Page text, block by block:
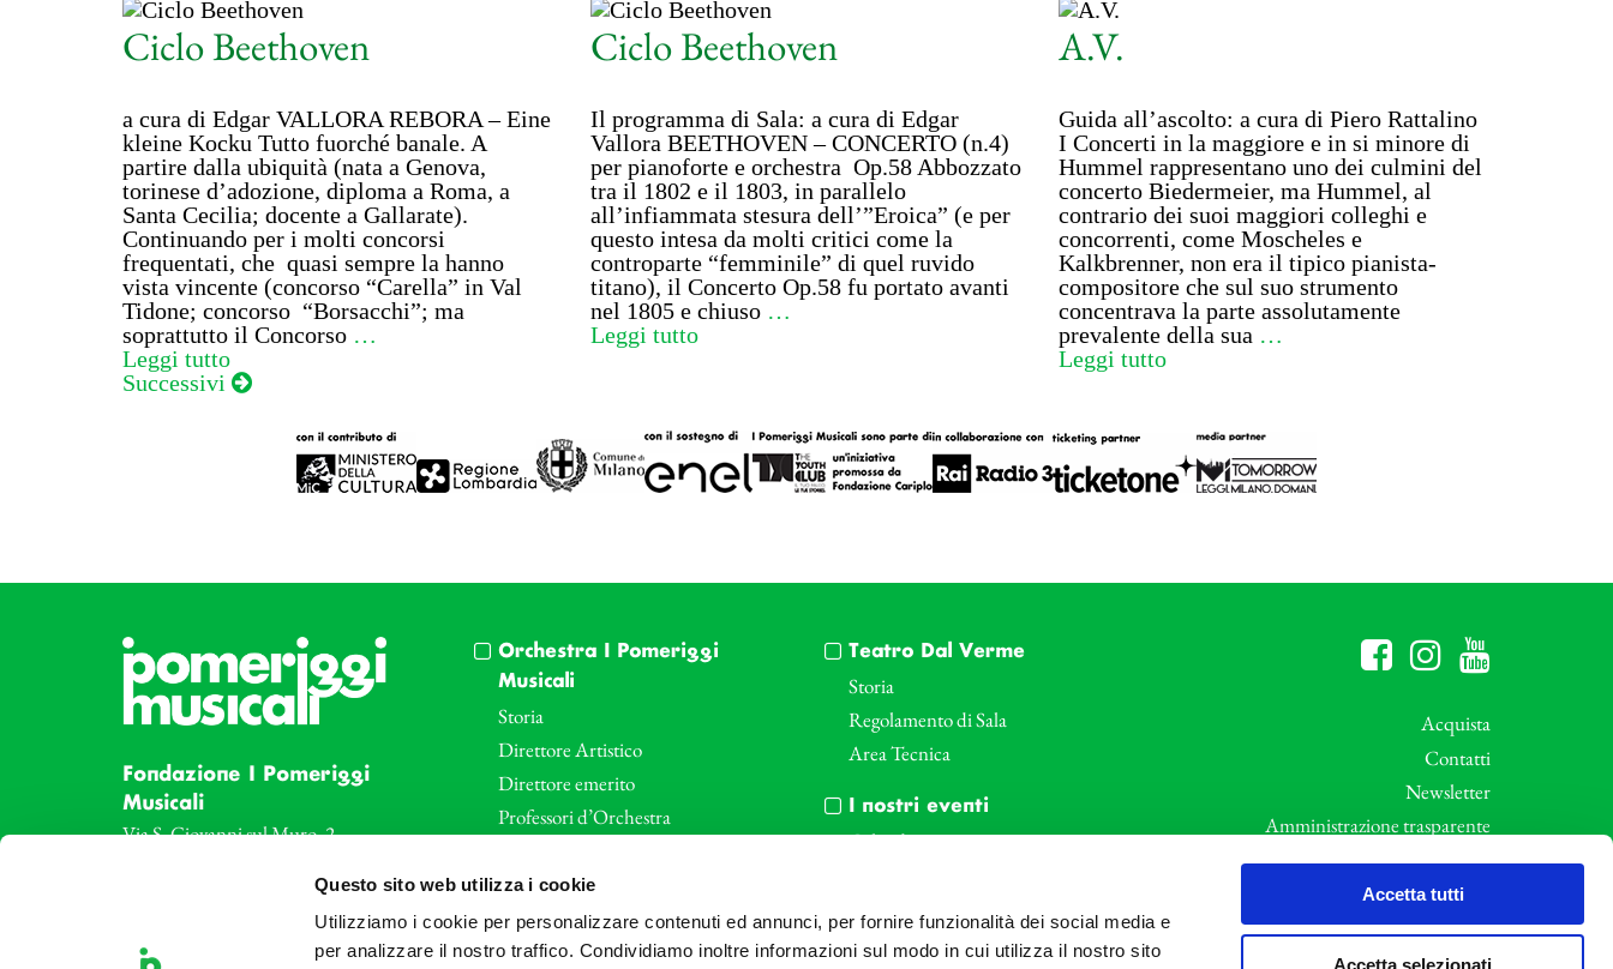
Questo sito web utilizza i cookie
Utilizziamo i cookie per personalizzare contenuti ed annunci, per fornire funzionalità dei social media e
per analizzare il nostro traffico. Condividiamo inoltre informazioni sul modo in cui utilizza il nostro sito
Accetta tutti
Accetta selezionati
Ciclo Beethoven
a cura di Edgar VALLORA REBORA – Eine
kleine Kocku Tutto fuorché banale. A
partire dalla ubiquità (nata a Genova,
torinese d’adozione, diploma a Roma, a
Santa Cecilia; docente a Gallarate).
Continuando per i molti concorsi
frequentati, che quasi sempre la hanno
vista vincente (concorso “Carella” in Val
Tidone; concorso “Borsacchi”; ma
soprattutto il Concorso …
Leggi tutto
Ciclo Beethoven
Il programma di Sala: a cura di Edgar
Vallora BEETHOVEN – CONCERTO (n.4)
per pianoforte e orchestra Op.58 Abbozzato
tra il 1802 e il 1803, in parallelo
all’infiammata stesura dell’”Eroica” (e per
questo intesa da molti critici come la
controparte “femminile” di quel ruvido
titano), il Concerto Op.58 fu portato avanti
nel 1805 e chiuso …
Leggi tutto
A.V.
Guida all’ascolto: a cura di Piero Rattalino
I Concerti in la maggiore e in si minore di
Hummel rappresentano uno dei culmini del
concerto Biedermeier, ma Hummel, al
contrario dei suoi maggiori colleghi e
concorrenti, come Moscheles e
Kalkbrenner, non era il tipico pianista-
compositore che sul suo strumento
concentrava la parte assolutamente
prevalente della sua …
Leggi tutto
Navigazione
Successivi
Fondazione I Pomeriggi
Musicali
Via S. Giovanni sul Muro, 2
Tel: +39 02 87905
Orchestra I Pomeriggi
Musicali
Storia
Direttore Artistico
Direttore emerito
Professori d’Orchestra
Le sale
Teatro Dal Verme
Storia
Regolamento di Sala
Area Tecnica
I nostri eventi
Calendario
Biglietteria
Acquista
Contatti
Newsletter
Amministrazione trasparente
Whistleblowing
Privacy e Cookie Policy
Informative Privacy
Area riservata